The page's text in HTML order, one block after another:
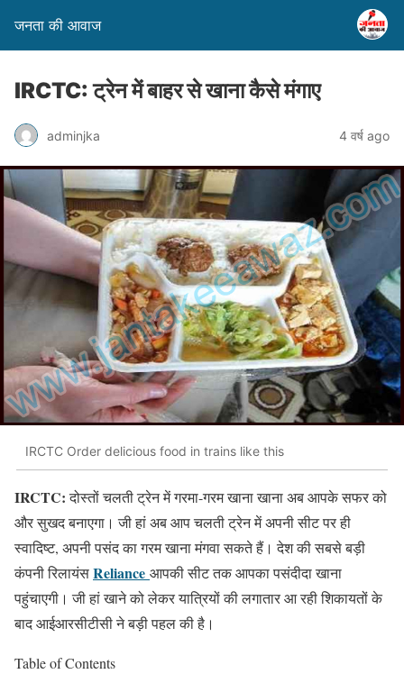
जनता की आवाज
IRCTC: ट्रेन में बाहर से खाना कैसे मंगाए
adminjka 4 वर्ष ago
IRCTC Order delicious food in trains like this
IRCTC:दोस्तों चलती ट्रेन में गरमा-गरम खाना खाना अब आपके सफर को
और सुखद बनाएगा। जी हां अब आप चलती ट्रेन में अपनी सीट पर ही
स्वादिष्ट, अपनी पसंद का गरम खाना मंगवा सकते हैं। देश की सबसे बड़ी
कंपनी रिलायंसReliance आपकी सीट तक आपका पसंदीदा खाना
पहुंचाएगी। जी हां खाने को लेकर यात्रियों की लगातार आ रही शिकायतों के
बाद आईआरसीटीसी ने बड़ी पहल की है।
Table of Contents